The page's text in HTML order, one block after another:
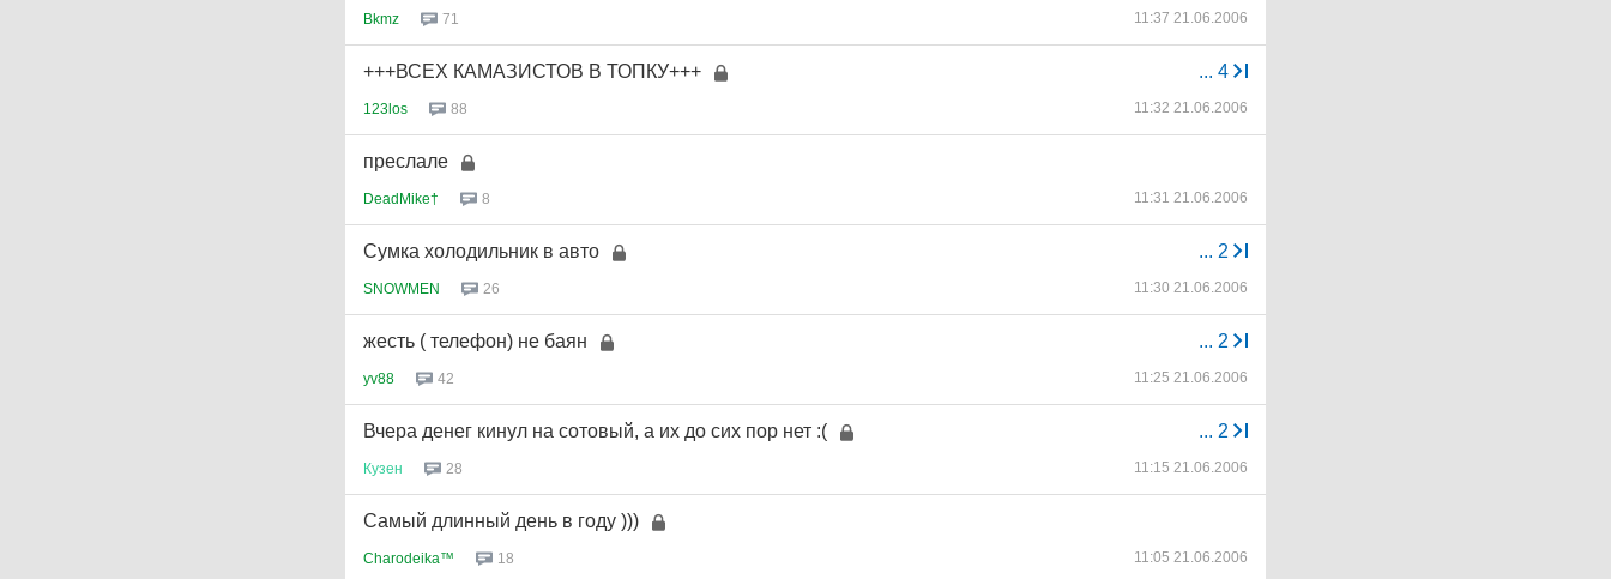
Bkmz 71 11:37 21.06.2006
... 4
+++ВСЕХ КАМАЗИСТОВ В ТОПКУ+++
123los 88 11:32 21.06.2006
преслале
DeadMike† 8 11:31 21.06.2006
... 2
Сумка холодильник в авто
SNOWMEN 26 11:30 21.06.2006
... 2
жесть ( телефон) не баян
yv88 42 11:25 21.06.2006
... 2
Вчера денег кинул на сотовый, а их до сих пор нет :(
Кузен 28 11:15 21.06.2006
Самый длинный день в году )))
Charodeika™ 18 11:05 21.06.2006